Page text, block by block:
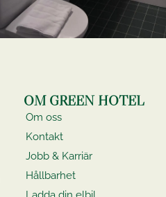
OM GREEN HOTEL
Om oss
Kontakt
Jobb & Karriär
Hållbarhet